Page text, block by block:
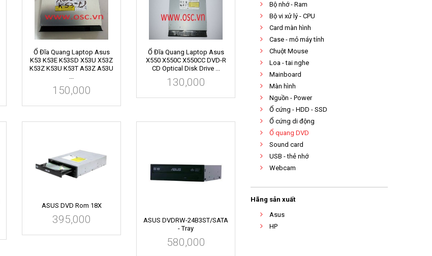
Ổ Đĩa Quang Laptop Asus
K53 K53E K53SD X53U X53Z
K53Z K53U K53T A53Z A53U
...
150,000
Ổ Đĩa Quang Laptop Asus
X550 X550C X550CC DVD-R
CD Optical Disk Drive ...
130,000
ASUS DVD Rom 18X
395,000
ASUS DVDRW-24B3ST/SATA
- Tray
580,000
Bộ nhớ - Ram
Bộ vi xử lý - CPU
Card màn hình
Case - mỏ máy tính
Chuột Mouse
Loa - tai nghe
Mainboard
Màn hình
Nguồn - Power
Ổ cứng - HDD - SSD
Ổ cứng di động
Ổ quang DVD
Sound card
USB - thẻ nhớ
Webcam
Hãng sản xuất
Asus
HP